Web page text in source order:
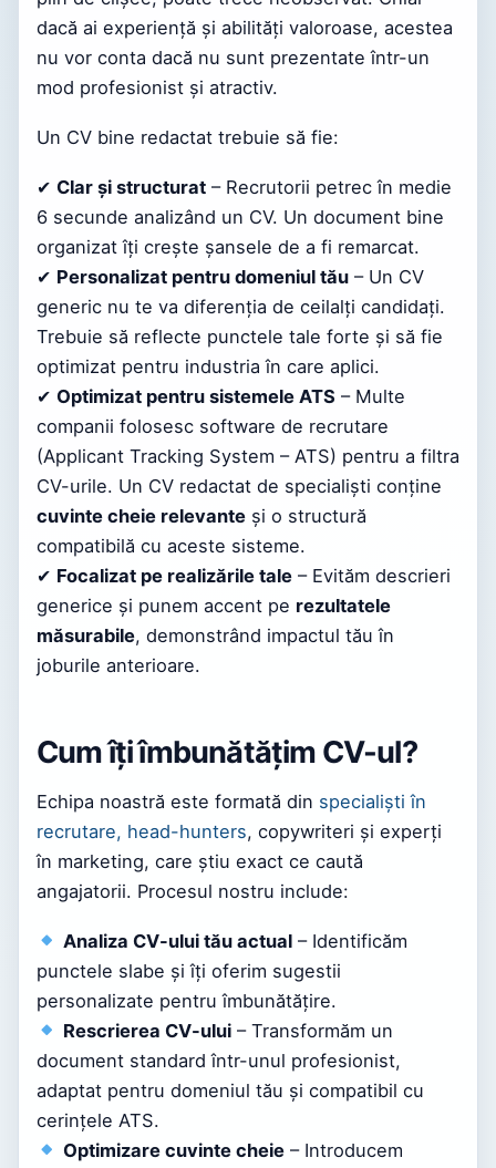
dacă ai experiență și abilități valoroase, acestea
nu vor conta dacă nu sunt prezentate într-un
mod profesionist și atractiv.
Un CV bine redactat trebuie să fie:
✔ Clar și structurat – Recrutorii petrec în medie
6 secunde analizând un CV. Un document bine
organizat îți crește șansele de a fi remarcat.
✔ Personalizat pentru domeniul tău – Un CV
generic nu te va diferenția de ceilalți candidați.
Trebuie să reflecte punctele tale forte și să fie
optimizat pentru industria în care aplici.
✔ Optimizat pentru sistemele ATS – Multe
companii folosesc software de recrutare
(Applicant Tracking System – ATS) pentru a filtra
CV-urile. Un CV redactat de specialiști conține
cuvinte cheie relevante și o structură
compatibilă cu aceste sisteme.
✔ Focalizat pe realizările tale – Evităm descrieri
generice și punem accent pe rezultatele
măsurabile, demonstrând impactul tău în
joburile anterioare.
Cum îți îmbunătățim CV-ul?
Echipa noastră este formată din specialiști în
recrutare, head-hunters, copywriteri și experți
în marketing, care știu exact ce caută
angajatorii. Procesul nostru include:
Analiza CV-ului tău actual– Identificăm
punctele slabe și îți oferim sugestii
personalizate pentru îmbunătățire.
Rescrierea CV-ului– Transformăm un
document standard într-unul profesionist,
adaptat pentru domeniul tău și compatibil cu
cerințele ATS.
Optimizare cuvinte cheie– Introducem